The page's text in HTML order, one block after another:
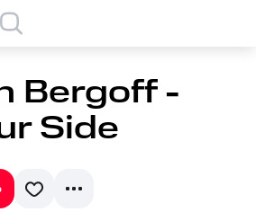
Bergoff -
Side